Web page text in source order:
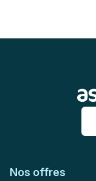
Nos offres